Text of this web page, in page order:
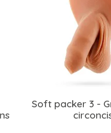
Soft packer 3 -